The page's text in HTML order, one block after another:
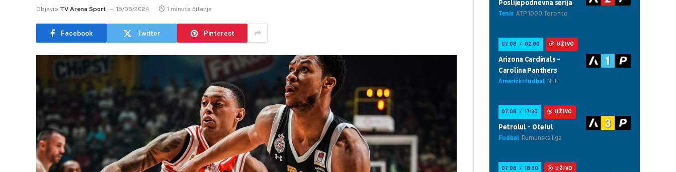
Objavio TV Arena Sport 15/05/2024 1 minuta čitanja
Facebook Twitter Pinterest